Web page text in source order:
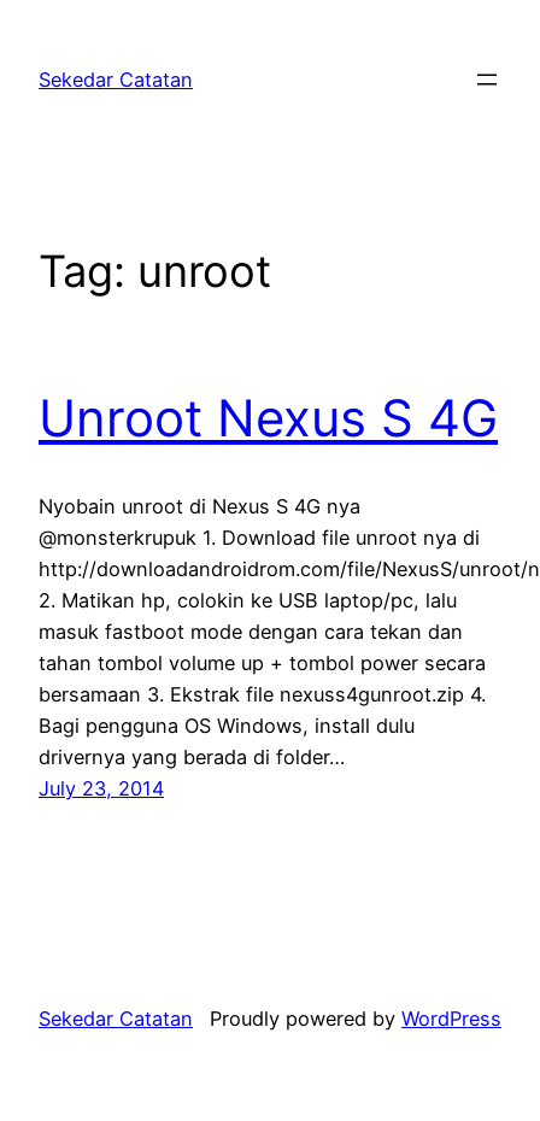
content
Sekedar Catatan
Tag: unroot
Unroot Nexus S 4G
Nyobain unroot di Nexus S 4G nya
@monsterkrupuk 1. Download file unroot nya di
http://downloadandroidrom.com/file/NexusS/unroot/
2. Matikan hp, colokin ke USB laptop/pc, lalu
masuk fastboot mode dengan cara tekan dan
tahan tombol volume up + tombol power secara
bersamaan 3. Ekstrak file nexuss4gunroot.zip 4.
Bagi pengguna OS Windows, install dulu
drivernya yang berada di folder…
July 23, 2014
Sekedar Catatan Proudly powered by WordPress